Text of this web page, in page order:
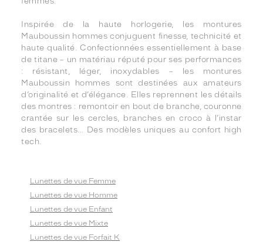
Inspirée de la haute horlogerie, les montures
Mauboussin hommes conjuguent finesse, technicité et
haute qualité. Confectionnées essentiellement à base
de titane – un matériau réputé pour ses performances
: résistant, léger, inoxydables – les montures
Mauboussin hommes sont destinées aux amateurs
d’originalité et d’élégance. Elles reprennent les détails
des montres : remontoir en bout de branche, couronne
crantée sur les cercles, branches en croco à l’instar
des bracelets… Des modèles uniques au confort high
tech.
Lunettes de vue Femme
Lunettes de vue Homme
Lunettes de vue Enfant
Lunettes de vue Mixte
Lunettes de vue Forfait K